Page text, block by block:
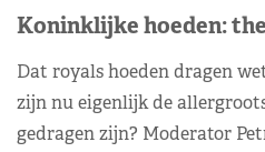
Koninklijke hoeden:
Dat royals hoeden dragen
zijn nu eigenlijk de
gedragen zijn? Moderator